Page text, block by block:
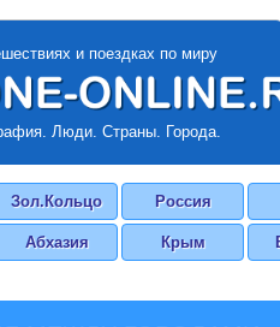
и поездках по миру
Люди. Страны. Города.
Зол.Кольцо Россия
Абхазия Крым